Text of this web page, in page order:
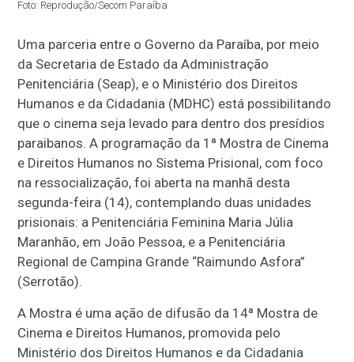
Foto: Reprodução/Secom Paraíba
Uma parceria entre o Governo da Paraíba, por meio
da Secretaria de Estado da Administração
Penitenciária (Seap), e o Ministério dos Direitos
Humanos e da Cidadania (MDHC) está possibilitando
que o cinema seja levado para dentro dos presídios
paraibanos. A programação da 1ª Mostra de Cinema
e Direitos Humanos no Sistema Prisional, com foco
na ressocialização, foi aberta na manhã desta
segunda-feira (14), contemplando duas unidades
prisionais: a Penitenciária Feminina Maria Júlia
Maranhão, em João Pessoa, e a Penitenciária
Regional de Campina Grande “Raimundo Asfora”
(Serrotão).
A Mostra é uma ação de difusão da 14ª Mostra de
Cinema e Direitos Humanos, promovida pelo
Ministério dos Direitos Humanos e da Cidadania